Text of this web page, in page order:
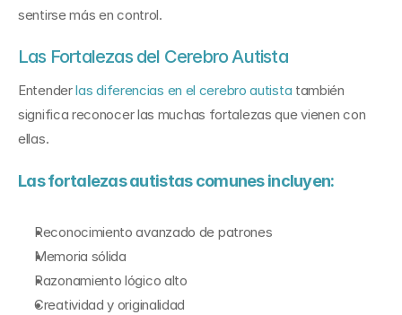
sentirse más en control.
Las Fortalezas del Cerebro Autista
Entender las diferencias en el cerebro autista también
significa reconocer las muchas fortalezas que vienen con
ellas.
Las fortalezas autistas comunes incluyen:
Reconocimiento avanzado de patrones
Memoria sólida
Razonamiento lógico alto
Creatividad y originalidad